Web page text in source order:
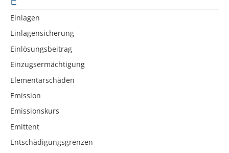
Einlagen
Einlagensicherung
Einlösungsbeitrag
Einzugsermächtigung
Elementarschäden
Emission
Emissionskurs
Emittent
Entschädigungsgrenzen